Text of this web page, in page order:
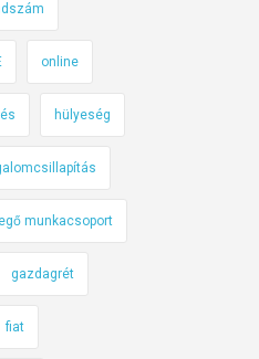
online
hülyeség
munkacsoport
gazdagrét
fiat